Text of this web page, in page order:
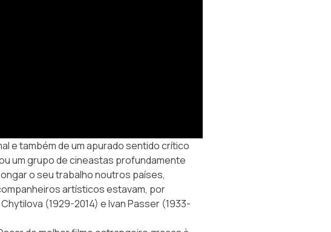
e também de um apurado sentido crítico
um grupo decineastas profundamente
o seu trabalho noutros países,
artísticos estavam, por
(1929-2014) e Ivan Passer (1933-